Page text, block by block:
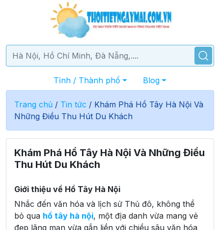
Tỉnh / Thành phố Blog
Trang chủ / Tin tức / Khám Phá Hồ Tây Hà Nội Và
Những Điều Thu Hút Du Khách
Khám Phá Hồ Tây Hà Nội Và Những Điều
Thu Hút Du Khách
Giới thiệu về Hồ Tây Hà Nội
Nhắc đến văn hóa và lịch sử Thủ đô, không thể
bỏ qua hồ tây hà nội, một địa danh vừa mang vẻ
đẹp lãng mạn vừa gắn liền với chiều sâu văn hóa